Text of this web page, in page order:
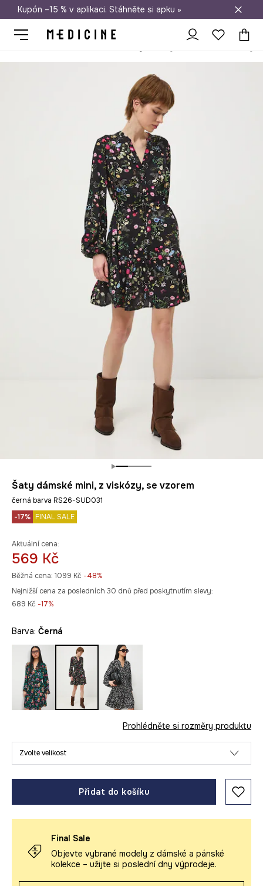
Doprava zdarma při nákupu nad 1 200 Kč
Kupón –15 % v aplikaci. Stáhněte si apku »
Šaty dámské mini, z viskózy, se vzorem
černá barva RS26-SUD031
-17% FINAL SALE
Aktuální cena:
569 Kč
Běžná cena: 1099 Kč -48%
Nejnižší cena za posledních 30 dnů před poskytnutím slevy:
689 Kč -17%
Barva: černá
Prohlédněte si rozměry produktu
Zvolte velikost
Přidat do košíku
Final Sale
Objevte vybrané modely z dámské a pánské
kolekce – užijte si poslední dny výprodeje.